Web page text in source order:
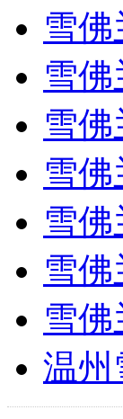
雪
雪佛
雪
雪佛
雪
雪佛
雪
温州